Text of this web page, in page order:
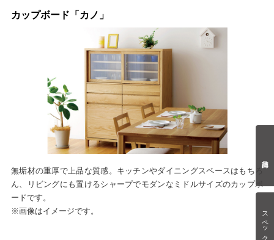
スペック情報
カップボード「カノ」
無垢材の重厚で上品な質感。キッチンやダイニングスペースはもちろ
ん、リビングにも置けるシャープでモダンなミドルサイズのカップボ
ードです。
※画像はイメージです。